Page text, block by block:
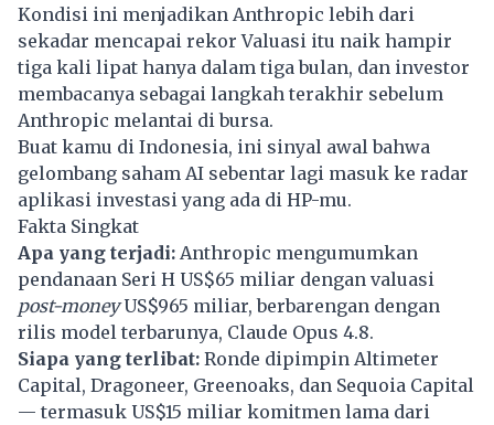
Kondisi ini menjadikan Anthropic lebih dari
sekadar mencapai rekor Valuasi itu naik hampir
tiga kali lipat hanya dalam tiga bulan, dan investor
membacanya sebagai langkah terakhir sebelum
Anthropic melantai di bursa.
Buat kamu di Indonesia, ini sinyal awal bahwa
gelombang saham AI sebentar lagi masuk ke radar
aplikasi investasi yang ada di HP-mu.
Fakta Singkat
Apa yang terjadi: Anthropic mengumumkan
pendanaan Seri H US$65 miliar dengan valuasi
post-moneyUS$965 miliar, berbarengan dengan
rilis model terbarunya, Claude Opus 4.8.
Siapa yang terlibat: Ronde dipimpin Altimeter
Capital, Dragoneer, Greenoaks, dan Sequoia Capital
— termasuk US$15 miliar komitmen lama dari